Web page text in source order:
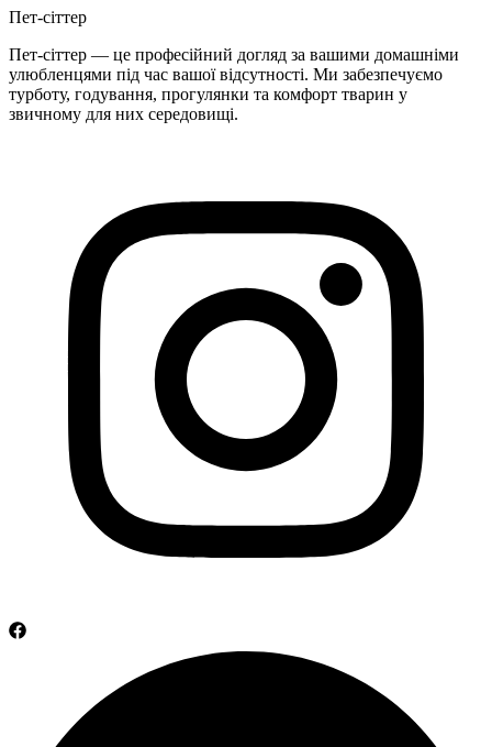
Пет-сіттер
Пет-сіттер — це професійний догляд за вашими домашніми
улюбленцями під час вашої відсутності. Ми забезпечуємо
турботу, годування, прогулянки та комфорт тварин у
звичному для них середовищі.